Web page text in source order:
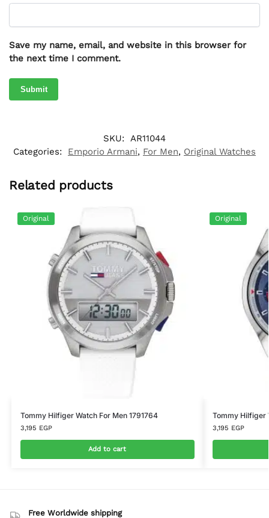
Save my name, email, and website in this browser for
the next time I comment.
SKU: AR11044
Categories:
Emporio Armani, For Men, Original Watches
Related products
Original
Tommy Hilfiger Watch For Men 1791764
3,195 EGP
Add to cart
Original
Tommy Hilfiger
3,195 EGP
Free Worldwide shipping